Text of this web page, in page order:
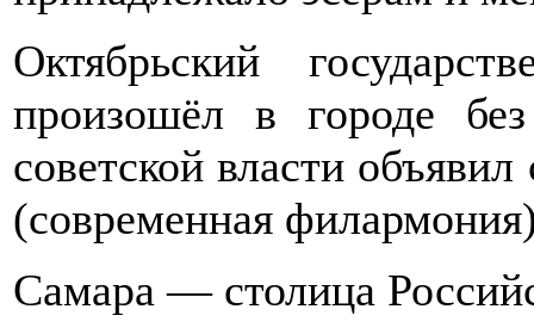
Октябрьский
произошёл в городе
советской власти
(современная
Самара — столица